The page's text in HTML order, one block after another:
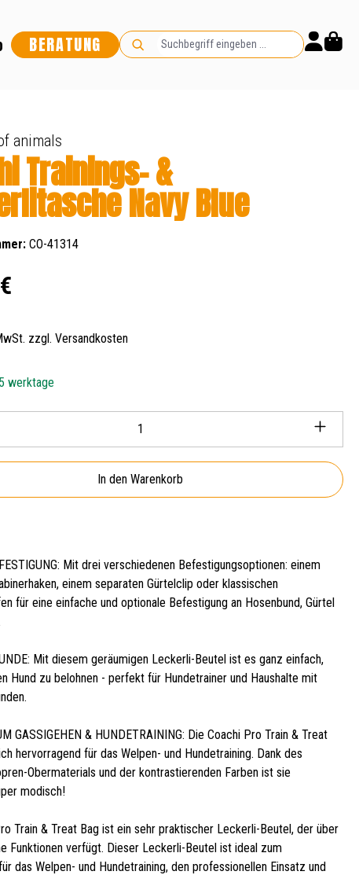
BERATUNG
animals
Trainings- &
Navy Blue
CO-41314
zzgl. Versandkosten
werktage
Anzahl: Gib den gewünschten Wert ein oder
In den Warenkorb
Mit drei verschiedenen Befestigungsoptionen: einem
einem separaten Gürtelclip oder klassischen
für eine einfache und optionale Befestigung an Hosenbund, Gürtel
Mit diesem geräumigen Leckerli-Beutel ist es ganz einfach,
Hund zu belohnen - perfekt für Hundetrainer und Haushalte mit
GASSIGEHEN & HUNDETRAINING: Die Coachi Pro Train & Treat
hervorragend für das Welpen- und Hundetraining. Dank des
Obermaterials und der kontrastierenden Farben ist sie
modisch!
Train & Treat Bag ist ein sehr praktischer Leckerli-Beutel, der über
Funktionen verfügt. Dieser Leckerli-Beutel ist ideal zum
das Welpen- und Hundetraining, den professionellen Einsatz und